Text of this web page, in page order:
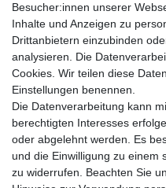
Zahlung
Versand & Lieferung
Batterien & Pfand
Altölverordnung
Infos zum Elektrogesetz
ODR-Verordnung
FAQs
Hilfe
Kontakt
Mein Konto
Besucher:innen unserer
Inhalte und Anzeigen zu
Drittanbietern einzubinden
analysieren. Die
Cookies. Wir teilen diese
Einstellungen benennen.
Die Datenverarbeitung kann
berechtigten Interesses
oder abgelehnt werden. Es
und die Einwilligung zu einem
zu widerrufen. Beachten Sie